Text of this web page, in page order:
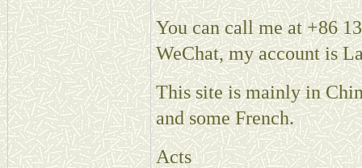
You can call me at +86
WeChat, my account is
This site is mainly in
and some French.
Acts